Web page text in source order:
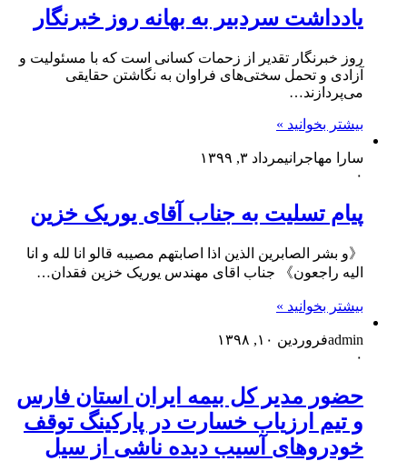
یادداشت سردبیر به بهانه روز خبرنگار
روز خبرنگار تقدیر از زحمات کسانی است که با مسئولیت و
آزادی و تحمل سختی‌های فراوان به نگاشتن حقایقی
می‌پردازند…
بیشتر بخوانید »
سارا مهاجرانیمرداد ۳, ۱۳۹۹
۰
پیام تسلیت به جناب آقای یوریک خزین
《و بشر الصابرین الذین اذا اصابتهم مصیبه قالو انا لله و انا
الیه راجعون》 جناب اقای مهندس یوریک خزین فقدان…
بیشتر بخوانید »
adminفروردین ۱۰, ۱۳۹۸
۰
حضور مدیر کل بیمه ایران استان فارس
و تیم ارزیاب خسارت در پارکینگ توقف
خودروهای آسیب دیده ناشی از سیل